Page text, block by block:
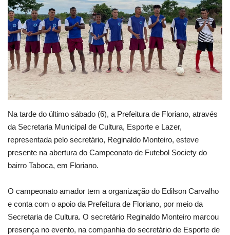
Webmail
Contato
Na tarde do último sábado (6), a Prefeitura de Floriano, através
da Secretaria Municipal de Cultura, Esporte e Lazer,
representada pelo secretário, Reginaldo Monteiro, esteve
presente na abertura do Campeonato de Futebol Society do
bairro Taboca, em Floriano.
O campeonato amador tem a organização do Edilson Carvalho
e conta com o apoio da Prefeitura de Floriano, por meio da
Secretaria de Cultura. O secretário Reginaldo Monteiro marcou
presença no evento, na companhia do secretário de Esporte de